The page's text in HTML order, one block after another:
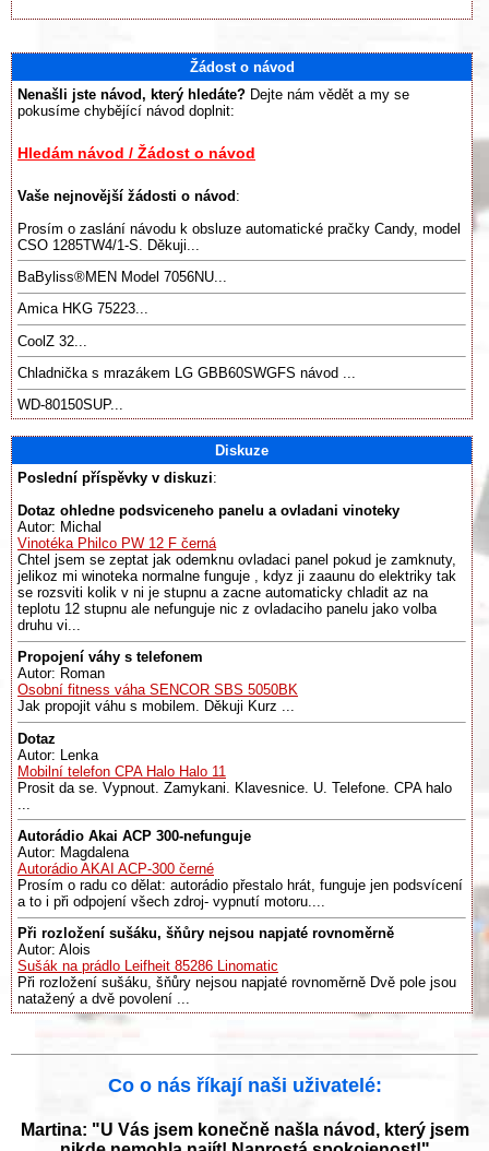
Žádost o návod
Nenašli jste návod, který hledáte? Dejte nám vědět a my se
pokusíme chybějící návod doplnit:
Hledám návod / Žádost o návod
Vaše nejnovější žádosti o návod :
Prosím o zaslání návodu k obsluze automatické pračky Candy, model
CSO 1285TW4/1-S. Děkuji...
BaByliss®️MEN Model 7056NU...
Amica HKG 75223...
CoolZ 32...
Chladnička s mrazákem LG GBB60SWGFS návod ...
WD-80150SUP...
Diskuze
Poslední příspěvky v diskuzi:
Dotaz ohledne podsviceneho panelu a ovladani vinoteky
Autor: Michal
Vinotéka Philco PW 12 F černá
Chtel jsem se zeptat jak odemknu ovladaci panel pokud je zamknuty,
jelikoz mi winoteka normalne funguje , kdyz ji zaaunu do elektriky tak
se rozsviti kolik v ni je stupnu a zacne automaticky chladit az na
teplotu 12 stupnu ale nefunguje nic z ovladaciho panelu jako volba
druhu vi...
Propojení váhy s telefonem
Autor: Roman
Osobní fitness váha SENCOR SBS 5050BK
Jak propojit váhu s mobilem. Děkuji Kurz ...
Dotaz
Autor: Lenka
Mobilní telefon CPA Halo Halo 11
Prosit da se. Vypnout. Zamykani. Klavesnice. U. Telefone. CPA halo
Autorádio Akai ACP 300-nefunguje
Autor: Magdalena
Autorádio AKAI ACP-300 černé
Prosím o radu co dělat: autorádio přestalo hrát, funguje jen podsvícení
a to i při odpojení všech zdroj- vypnutí motoru....
Při rozložení sušáku, šňůry nejsou napjaté rovnoměrně
Autor: Alois
Sušák na prádlo Leifheit 85286 Linomatic
Při rozložení sušáku, šňůry nejsou napjaté rovnoměrně Dvě pole jsou
natažený a dvě povolení ...
Co o nás říkají naši uživatelé:
Martina: "U Vás jsem konečně našla návod, který jsem